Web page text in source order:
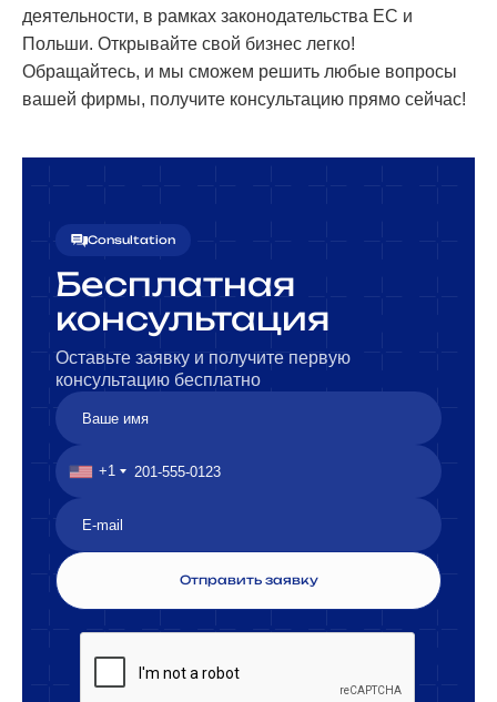
деятельности, в рамках законодательства ЕС и
Польши. Открывайте свой бизнес легко!
Обращайтесь, и мы сможем решить любые вопросы
вашей фирмы, получите консультацию прямо сейчас!
Consultation
Бесплатная
консультация
Оставьте заявку и получите первую
консультацию бесплатно
+1